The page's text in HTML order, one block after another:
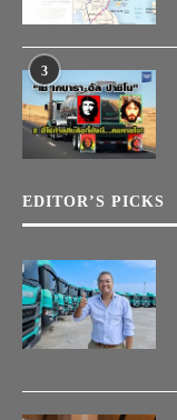
3
EDITOR’S PICKS